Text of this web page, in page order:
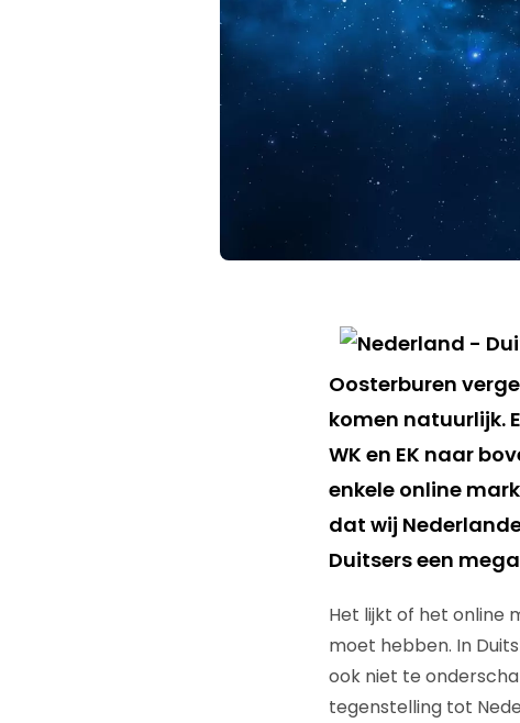
Oosterburen
komen natuurlijk.
WK en EK naar
enkele online
dat wij
Duitsers een
Het lijkt of het online
moet hebben. In
ook niet te
tegenstelling tot